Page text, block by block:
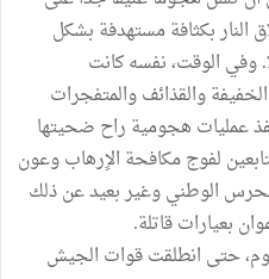
النار بكثافة مستهدفة بشكل
وفي الوقت، نفسه كانت
والقذائف والمتفجرات
عمليات هجومية راح ضحيتها
لفوج مكافحة الاٍرهاب وعون
الوطني وغير بعيد عن ذلك
بعيارات قاتلة.
حتى انطلقت قوات الجيش